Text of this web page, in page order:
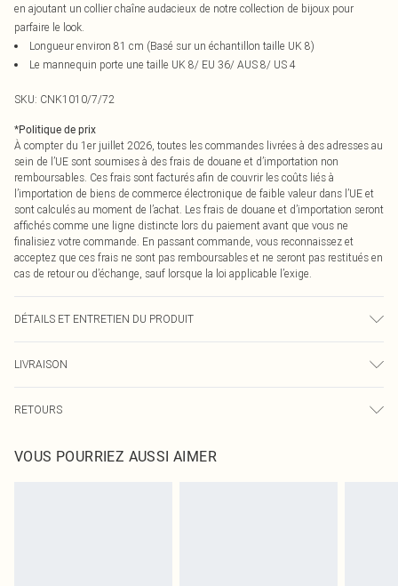
en ajoutant un collier chaîne audacieux de notre collection de bijoux pour
parfaire le look.
Longueur environ 81 cm (Basé sur un échantillon taille UK 8)
Le mannequin porte une taille UK 8/ EU 36/ AUS 8/ US 4
SKU: CNK1010/7/72
*Politique de prix
À compter du 1er juillet 2026, toutes les commandes livrées à des adresses au
sein de l’UE sont soumises à des frais de douane et d’importation non
remboursables. Ces frais sont facturés afin de couvrir les coûts liés à
l’importation de biens de commerce électronique de faible valeur dans l’UE et
sont calculés au moment de l’achat. Les frais de douane et d’importation seront
affichés comme une ligne distincte lors du paiement avant que vous ne
finalisiez votre commande. En passant commande, vous reconnaissez et
acceptez que ces frais ne sont pas remboursables et ne seront pas restitués en
cas de retour ou d’échange, sauf lorsque la loi applicable l’exige.
DÉTAILS ET ENTRETIEN DU PRODUIT
couleur peut déteindre.
LIVRAISON
Livraison express France
Jusqu'à 2-3 jours ouvrables
RETOURS
pour nous retourner un article.
VOUS POURRIEZ AUSSI AIMER